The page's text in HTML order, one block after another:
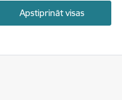
Apstiprināt visas